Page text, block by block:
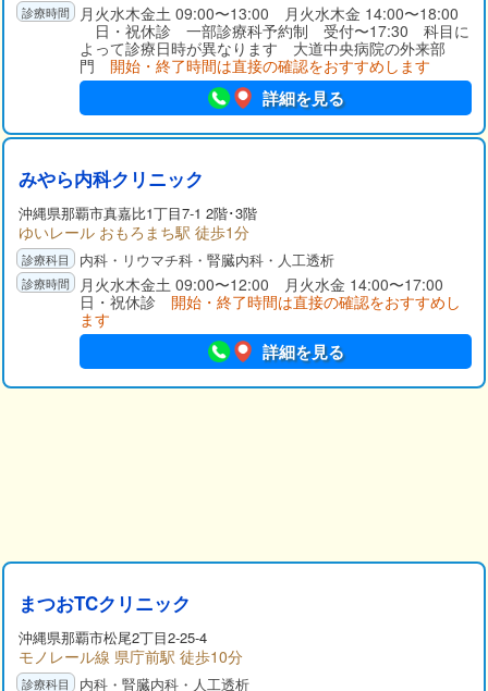
月火水木金土 09:00〜13:00 月火水木金 14:00〜18:00
日・祝休診 一部診療科予約制 受付〜17:30 科目に
よって診療日時が異なります 大道中央病院の外来部
門 開始・終了時間は直接の確認をおすすめします
詳細を見る
みやら内科クリニック
沖縄県那覇市真嘉比1丁目7-1 2階･3階
ゆいレール おもろまち駅 徒歩1分
内科・リウマチ科・腎臓内科・人工透析
月火水木金土 09:00〜12:00 月火水金 14:00〜17:00
日・祝休診 開始・終了時間は直接の確認をおすすめし
ます
詳細を見る
まつおTCクリニック
沖縄県那覇市松尾2丁目2-25-4
モノレール線 県庁前駅 徒歩10分
内科・腎臓内科・人工透析